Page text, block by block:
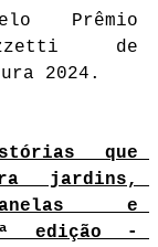
Prêmio
de
2024.
que
jardins,
e
edição -